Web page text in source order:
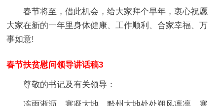
春节将至，借此机会，给大家拜个早年，衷心祝愿
大家在新的一年里身体健康、工作顺利、合家幸福、万
事如意!
春节扶贫慰问领导讲话稿3
尊敬的书记及有关领导：